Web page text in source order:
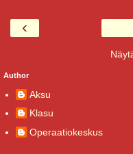
‹
Author
Aksu
Klasu
Operaatiokeskus